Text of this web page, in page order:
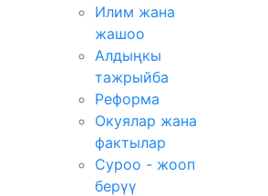
Илим жана
жашоо
Алдыңкы
тажрыйба
Реформа
Окуялар жана
фактылар
Суроо - жооп
берүү